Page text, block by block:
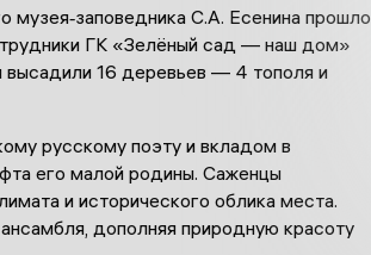
музея‑заповедника С.А. Есенина прошло
ГК «Зелёный сад — наш дом»
16 деревьев — 4 тополя и
русскому поэту и вкладом в
его малой родины. Саженцы
и исторического облика места.
дополняя природную красоту